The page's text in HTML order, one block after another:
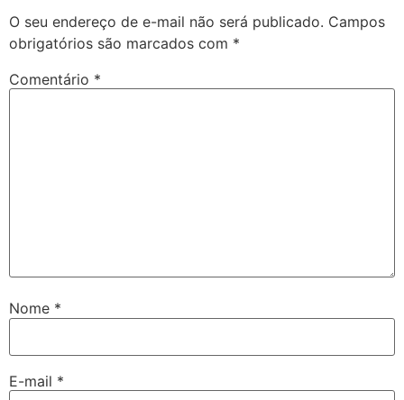
O seu endereço de e-mail não será publicado. Campos
obrigatórios são marcados com *
Comentário *
Nome *
E-mail *